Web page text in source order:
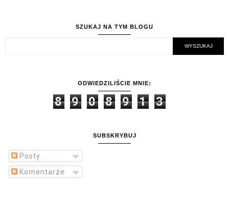
SZUKAJ NA TYM BLOGU
ODWIEDZILIŚCIE MNIE:
8 9 0 8 9 1 3
SUBSKRYBUJ
Posty
Komentarze